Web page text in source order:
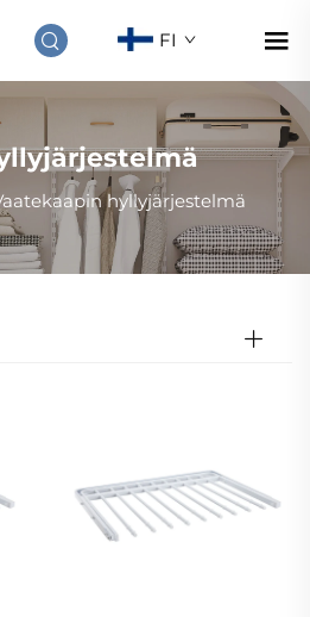
FI
hyllyjärjestelmä